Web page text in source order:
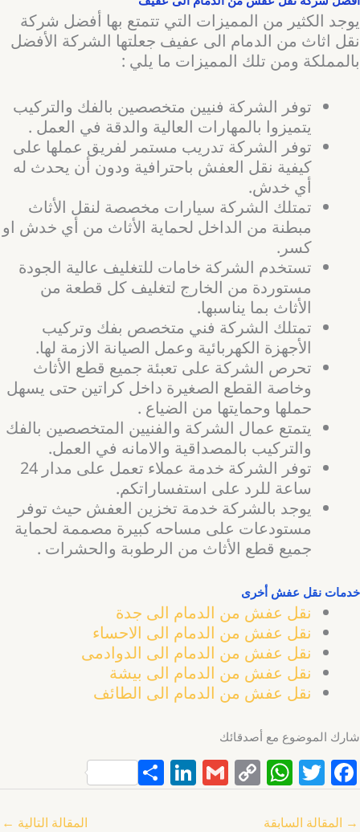
يوجد الكثير من المميزات التي تتمتع بها أفضل شركة
نقل اثاث من الدمام الى عفيف جعلتها الشركة الأفضل
بالمملكة ومن تلك المميزات ما يلي :
توفر الشركة فنيين متخصصين بالفك والتركيب
يتميزوا بالمهارات العالية والدقة في العمل .
توفر الشركة تدريب مستمر لفريق عملها على
كيفية نقل العفش باحترافية ودون أن يحدث له
أي خدش.
تمتلك الشركة سيارات مخصصة لنقل الأثاث
مبطنة من الداخل لحماية الأثاث من أي خدش او
كسر.
تستخدم الشركة خامات للتغليف عالية الجودة
مستوردة من الخارج لتغليف كل قطعة من
الأثاث بما يناسبها.
تمتلك الشركة فني متخصص بفك وتركيب
الأجهزة الكهربائية وعمل الصيانة الازمة لها.
تحرص الشركة على تعبئة جميع قطع الأثاث
وخاصة القطع الصغيرة داخل كراتين حتى يسهل
حملها وحمايتها من الضياع .
يتمتع عمال الشركة والفنيين المتخصصين بالفك
والتركيب بالمصداقية والامانه في العمل.
توفر الشركة خدمة عملاء تعمل على مدار 24
ساعة للرد على استفساراتكم.
يوجد بالشركة خدمة تخزين العفش حيث توفر
مستودعات على مساحه كبيرة مصممة لحماية
جميع قطع الأثاث من الرطوبة والحشرات .
خدمات نقل عفش أخرى
نقل عفش من الدمام الى جدة
نقل عفش من الدمام الى الاحساء
نقل عفش من الدمام الى الدوادمى
نقل عفش من الدمام الى بيشة
نقل عفش من الدمام الى الطائف
شارك الموضوع مع أصدقائك
F
a
c
T
w
itt
W
h
at
C
o
G
m
Li
n
S
h
→ المقالة السابقة المقالة التالية ←